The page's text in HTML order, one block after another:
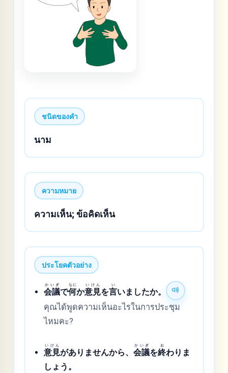
ชนิดของคำ
นาม
ความหมาย
ความเห็น; ข้อคิดเห็น
ประโยคตัวอย่าง
会議
かいぎ
で何
なに
か意見
いけん
を言
い
いましたか。
คุณได้พูดความเห็นอะไรในการประชุม
ไหมคะ?
意見
いけん
がありませんから、会議
かいぎ
を終
お
わりま
しょう。